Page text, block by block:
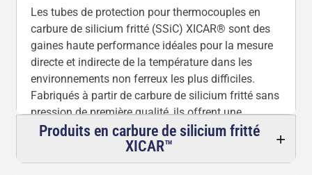
une faible porosité, une résistance exceptionnelle à
l'érosion/corrosion et une résistance mécanique
supérieure, garantissant une longue durée de vie,
des temps de réponse rapides, un entretien
minimal et une réduction considérable des temps
d'arrêt. Ils sont équivalents à HEXOLOY® SE et
représentent la solution la plus robuste pour la
surveillance exigeante à haute température.
Depuis 1986, Sialon Ceramics s'est spécialisée
Les tubes de protection pour thermocouples en
carbure de silicium fritté (SSiC) XICAR® sont des
gaines haute performance idéales pour la mesure
directe et indirecte de la température dans les
environnements non ferreux les plus difficiles.
Fabriqués à partir de carbure de silicium fritté sans
pression de première qualité, ils offrent une
stabilité thermique inégalée avec une température
de fonctionnement maximale de
et de1900 °C dans des atmosphères contrôlées,
Produits en carbure de silicium fritté
XICAR™